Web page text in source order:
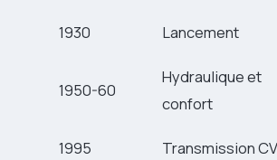
1930 Lancement
1950-60
Hydraulique et
confort
1995 Transmission